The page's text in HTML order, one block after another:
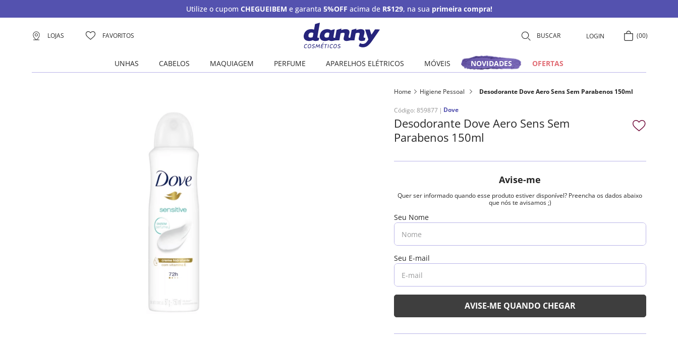
Utilize o cupom CHEGUEIBEM e garanta 5%OFF acima de R$129, na sua primeira compra!
LOJAS FAVORITOS LOGIN 00
UNHAS CABELOS MAQUIAGEM PERFUME APARELHOS ELÉTRICOS MÓVEIS NOVIDADES OFERTAS
Home Higiene Pessoal Desodorante Dove Aero Sens Sem Parabenos 150ml
Código: 859877 Dove
Desodorante Dove Aero Sens Sem
Parabenos 150ml